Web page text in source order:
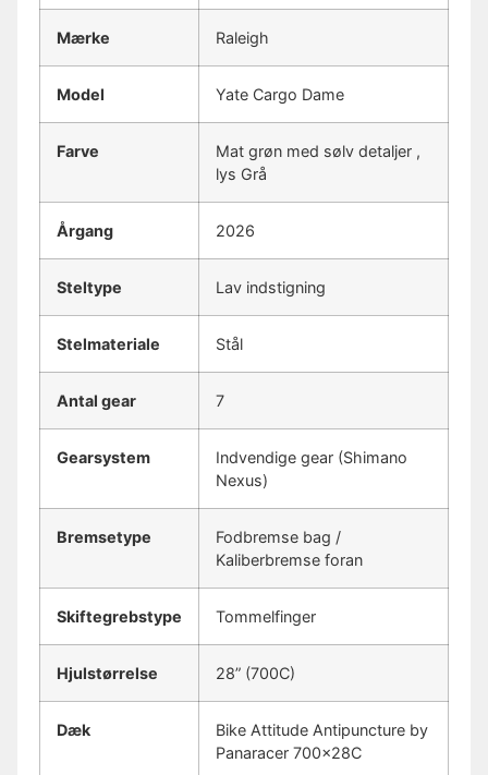
Mærke Raleigh
Model Yate Cargo Dame
Farve
Mat grøn med sølv detaljer ,
lys Grå
Årgang 2026
Steltype Lav indstigning
Stelmateriale Stål
Antal gear 7
Gearsystem
Indvendige gear (Shimano
Nexus)
Bremsetype
Fodbremse bag /
Kaliberbremse foran
Skiftegrebstype Tommelfinger
Hjulstørrelse 28” (700C)
Dæk
Bike Attitude Antipuncture by
Panaracer 700x28C